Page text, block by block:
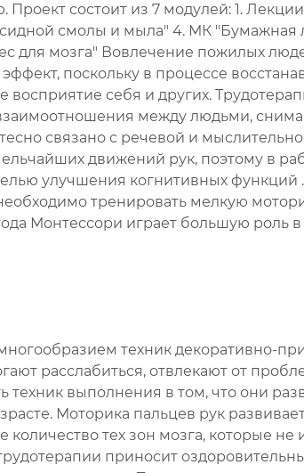
состоит из 7 модулей: 1.
смолы и мыла" 4. МК "Бумажная
для мозга" Вовлечение пожилых
поскольку в процессе
себя и других.
между людьми,
связано с речевой и
движений рук, поэтому в
улучшения когнитивных функций
тренировать мелкую
Монтессори играет большую роль
техник декоративно-
расслабиться, отвлекают от
техник выполнения в том, что они
Моторика пальцев рук
тех зон мозга, которые
приносит